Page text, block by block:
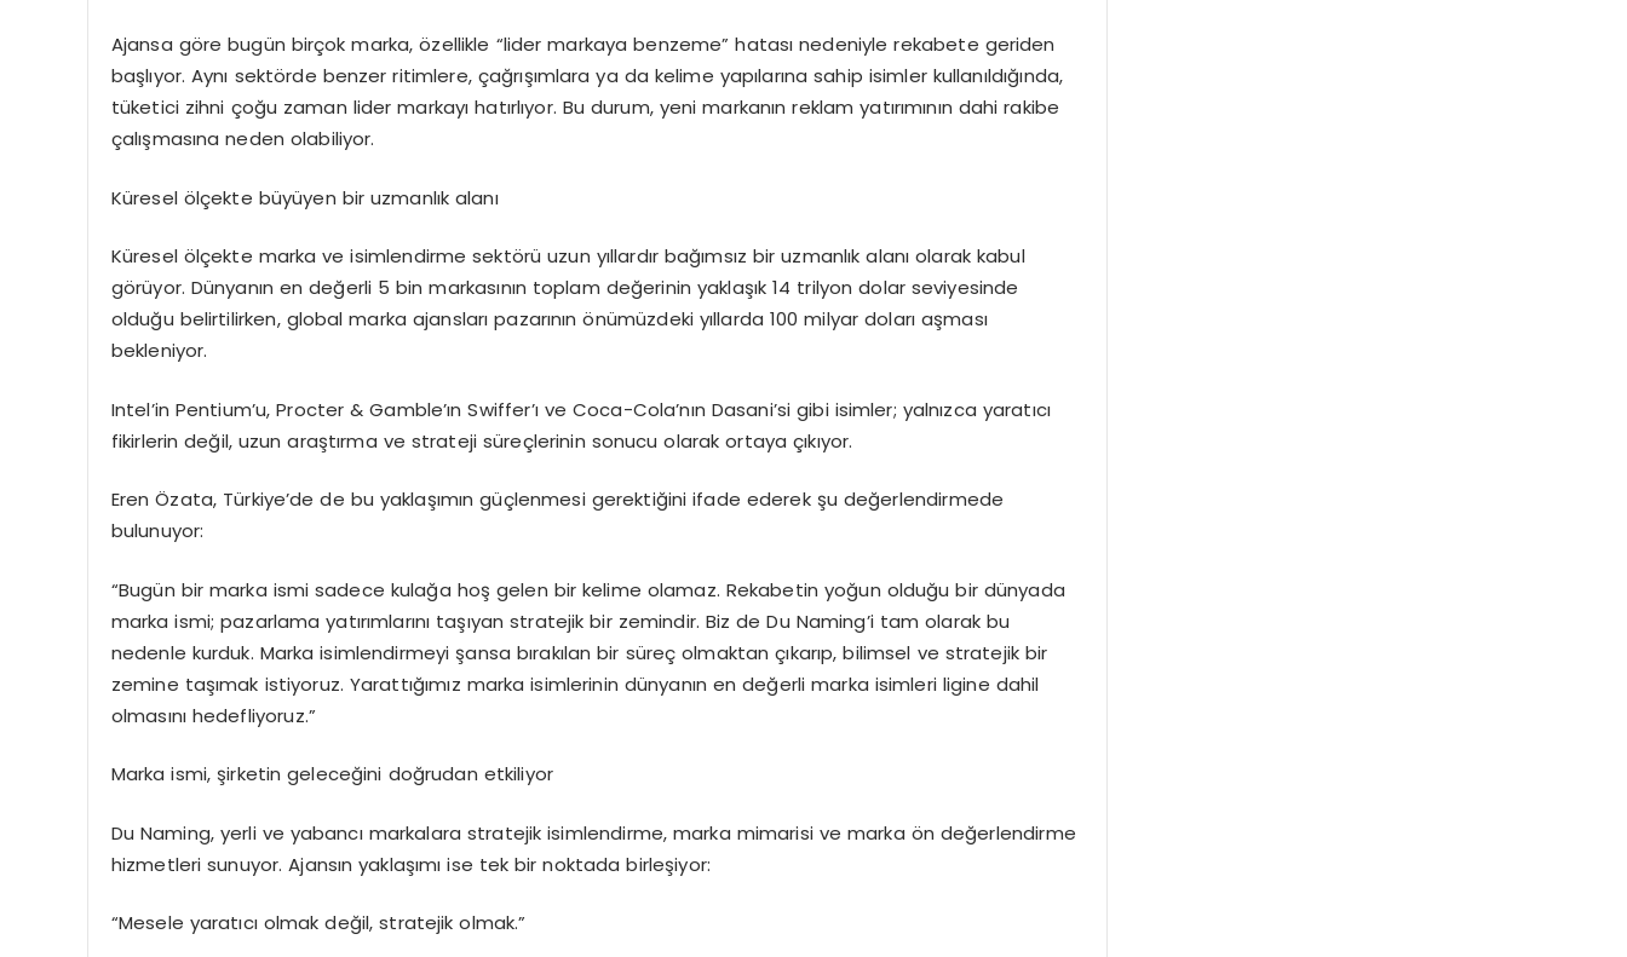
Ajansa göre bugün birçok marka, özellikle “lider markaya benzeme” hatası nedeniyle rekabete geriden
başlıyor. Aynı sektörde benzer ritimlere, çağrışımlara ya da kelime yapılarına sahip isimler kullanıldığında,
tüketici zihni çoğu zaman lider markayı hatırlıyor. Bu durum, yeni markanın reklam yatırımının dahi rakibe
çalışmasına neden olabiliyor.
Küresel ölçekte büyüyen bir uzmanlık alanı
Küresel ölçekte marka ve isimlendirme sektörü uzun yıllardır bağımsız bir uzmanlık alanı olarak kabul
görüyor. Dünyanın en değerli 5 bin markasının toplam değerinin yaklaşık 14 trilyon dolar seviyesinde
olduğu belirtilirken, global marka ajansları pazarının önümüzdeki yıllarda 100 milyar doları aşması
bekleniyor.
Intel’in Pentium’u, Procter & Gamble’ın Swiffer’ı ve Coca-Cola’nın Dasani’si gibi isimler; yalnızca yaratıcı
fikirlerin değil, uzun araştırma ve strateji süreçlerinin sonucu olarak ortaya çıkıyor.
Eren Özata, Türkiye’de de bu yaklaşımın güçlenmesi gerektiğini ifade ederek şu değerlendirmede
bulunuyor:
“Bugün bir marka ismi sadece kulağa hoş gelen bir kelime olamaz. Rekabetin yoğun olduğu bir dünyada
marka ismi; pazarlama yatırımlarını taşıyan stratejik bir zemindir. Biz de Du Naming’i tam olarak bu
nedenle kurduk. Marka isimlendirmeyi şansa bırakılan bir süreç olmaktan çıkarıp, bilimsel ve stratejik bir
zemine taşımak istiyoruz. Yarattığımız marka isimlerinin dünyanın en değerli marka isimleri ligine dahil
olmasını hedefliyoruz.”
Marka ismi, şirketin geleceğini doğrudan etkiliyor
Du Naming, yerli ve yabancı markalara stratejik isimlendirme, marka mimarisi ve marka ön değerlendirme
hizmetleri sunuyor. Ajansın yaklaşımı ise tek bir noktada birleşiyor:
“Mesele yaratıcı olmak değil, stratejik olmak.”